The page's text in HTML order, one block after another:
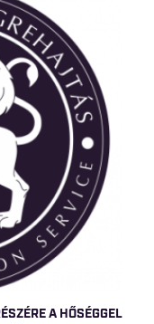
A HŐSÉGGEL